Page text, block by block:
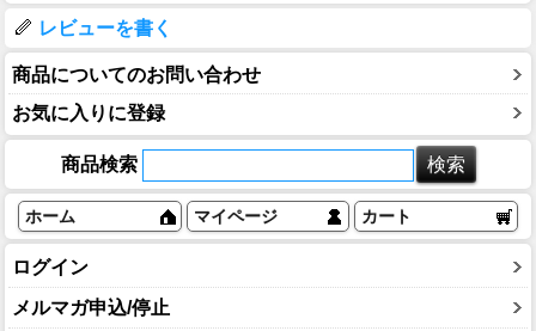
レビューを書く
商品についてのお問い合わせ
お気に入りに登録
商品検索
ホーム マイページ カート
ログイン
メルマガ申込/停止